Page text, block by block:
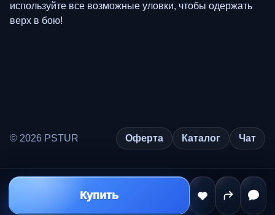
используйте все возможные уловки, чтобы одержать
верх в бою!
Купить
© 2026 PSTUR Оферта Каталог Чат